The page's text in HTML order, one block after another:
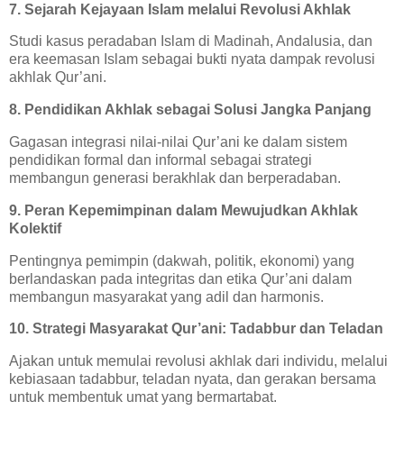
7. Sejarah Kejayaan Islam melalui Revolusi Akhlak
Studi kasus peradaban Islam di Madinah, Andalusia, dan
era keemasan Islam sebagai bukti nyata dampak revolusi
akhlak Qur’ani.
8. Pendidikan Akhlak sebagai Solusi Jangka Panjang
Gagasan integrasi nilai-nilai Qur’ani ke dalam sistem
pendidikan formal dan informal sebagai strategi
membangun generasi berakhlak dan berperadaban.
9. Peran Kepemimpinan dalam Mewujudkan Akhlak
Kolektif
Pentingnya pemimpin (dakwah, politik, ekonomi) yang
berlandaskan pada integritas dan etika Qur’ani dalam
membangun masyarakat yang adil dan harmonis.
10. Strategi Masyarakat Qur’ani: Tadabbur dan Teladan
Ajakan untuk memulai revolusi akhlak dari individu, melalui
kebiasaan tadabbur, teladan nyata, dan gerakan bersama
untuk membentuk umat yang bermartabat.